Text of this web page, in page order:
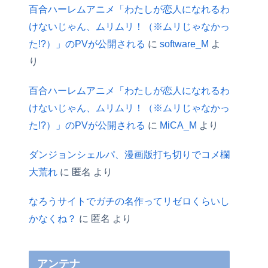
百合ハーレムアニメ「わたしが恋人になれるわ
けないじゃん、ムリムリ！（※ムリじゃなかっ
た!?）」のPVが公開される に software_M よ
り
百合ハーレムアニメ「わたしが恋人になれるわ
けないじゃん、ムリムリ！（※ムリじゃなかっ
た!?）」のPVが公開される に MiCA_M より
ダンジョンシェルパ、漫画版打ち切りでコメ欄
大荒れ に 匿名 より
なろうサイトでガチの名作ってリゼロくらいし
かなくね？ に 匿名 より
アンテナ